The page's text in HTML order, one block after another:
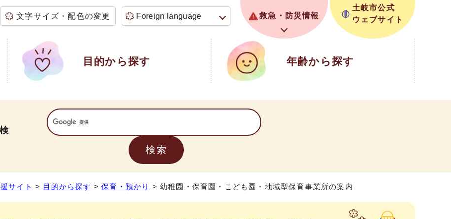
文字サイズ・配色の変更 Foreign language 救急・防災情報
土岐市公式
ウェブサイト
目的から探す 年齢から探す
サイト > 目的から探す >保育・預かり > 幼稚園・保育園・こども園・地域型保育事業所の案内